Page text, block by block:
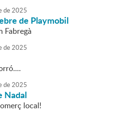
de2025
de Playmobil
Fabregà
de2025
de2025
Nadal
local!